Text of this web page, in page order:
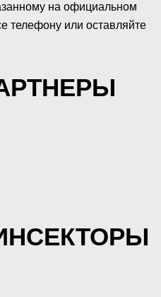
на официальном
телефону или оставляйте